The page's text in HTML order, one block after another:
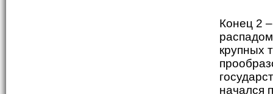
Конец 2
крупных
начался